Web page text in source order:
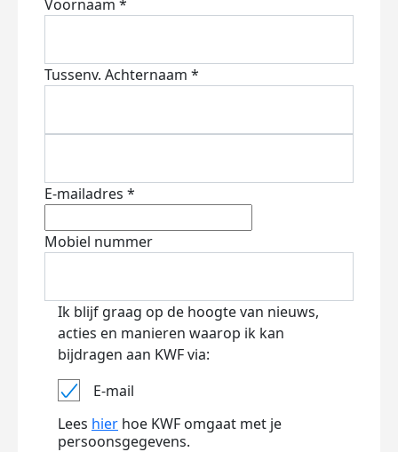
Voornaam *
Tussenv. Achternaam *
E-mailadres *
Mobiel nummer
Ik blijf graag op de hoogte van nieuws,
acties en manieren waarop ik kan
bijdragen aan KWF via:
E-mail
Lees hier hoe KWF omgaat met je
persoonsgegevens.